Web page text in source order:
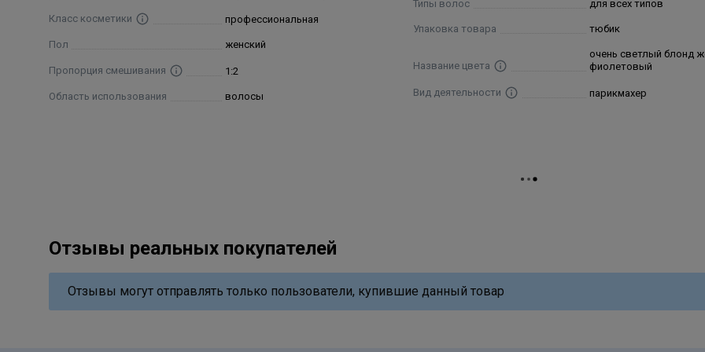
Класс косметики профессиональная
Пол женский
Пропорция смешивания 1:2
Область использования волосы
Типы волос для всех типов
Упаковка товара тюбик
Название цвета
очень светлый блонд
фиолетовый
Вид деятельности парикмахер
Отзывы реальных покупателей
Отзывы могут отправлять только пользователи, купившие данный товар